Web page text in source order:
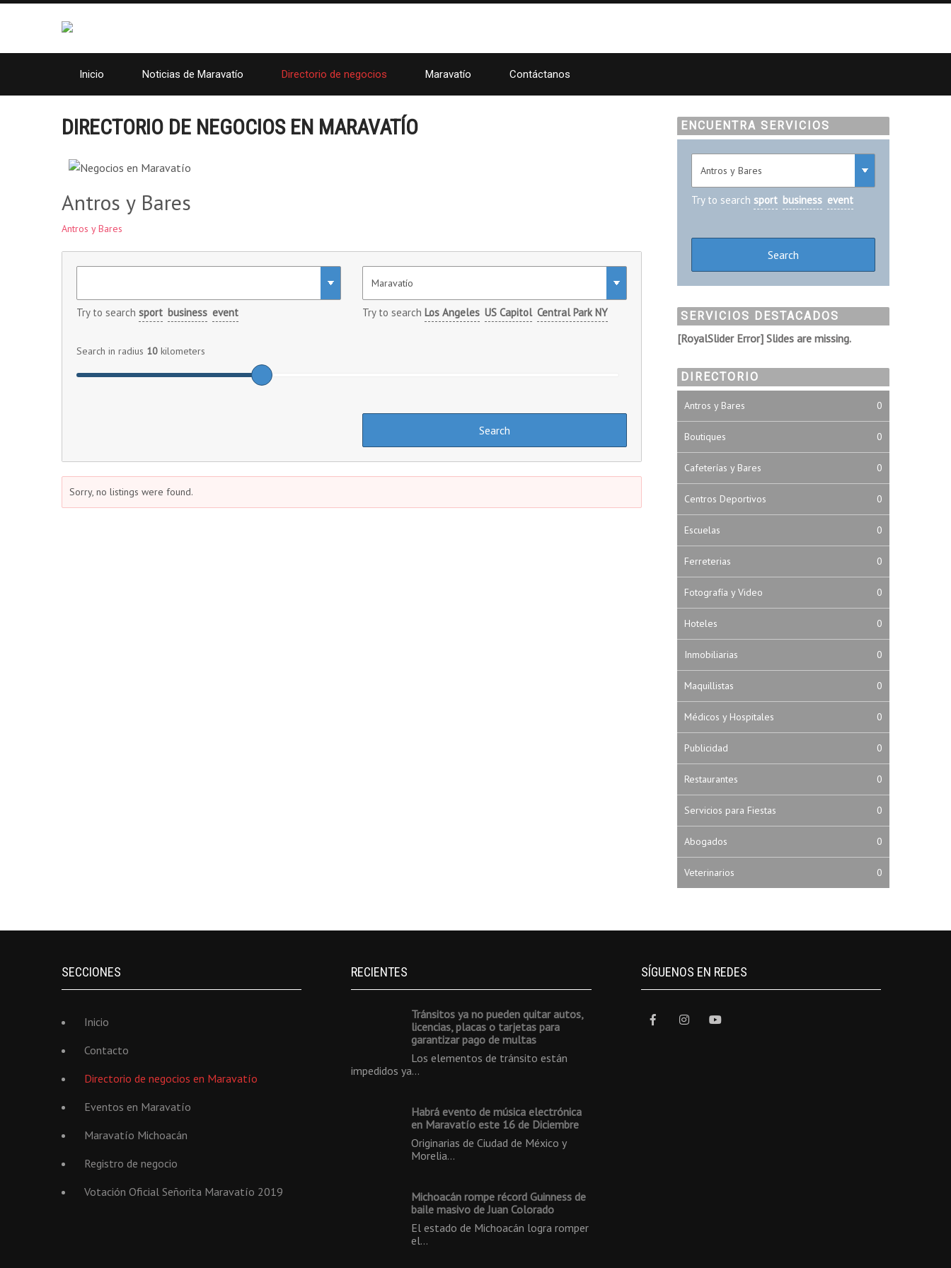
Inicio Noticias de Maravatío Directorio de negocios Maravatío Contáctanos
DIRECTORIO DE NEGOCIOS EN MARAVATÍO
Antros y Bares
Antros y Bares
Try to search sport business event Try to search Los Angeles US Capitol Central Park NY
Search in radius 10 kilometers
Sorry, no listings were found.
ENCUENTRA SERVICIOS
Try to search sport business event
SERVICIOS DESTACADOS
[RoyalSlider Error] Slides are missing.
DIRECTORIO
Antros y Bares 0
Boutiques 0
Cafeterías y Bares 0
Centros Deportivos 0
Escuelas 0
Ferreterias 0
Fotografía y Video 0
Hoteles 0
Inmobiliarias 0
Maquillistas 0
Médicos y Hospitales 0
Publicidad 0
Restaurantes 0
Servicios para Fiestas 0
Abogados 0
Veterinarios 0
SECCIONES
Inicio
Contacto
Directorio de negocios en Maravatío
Eventos en Maravatío
Maravatío Michoacán
Registro de negocio
Votación Oficial Señorita Maravatío 2019
RECIENTES
Tránsitos ya no pueden quitar autos,
licencias, placas o tarjetas para
garantizar pago de multas
Los elementos de tránsito están
impedidos ya…
Habrá evento de música electrónica
en Maravatío este 16 de Diciembre
Originarias de Ciudad de México y
Morelia…
Michoacán rompe récord Guinness de
baile masivo de Juan Colorado
El estado de Michoacán logra romper
el…
SÍGUENOS EN REDES